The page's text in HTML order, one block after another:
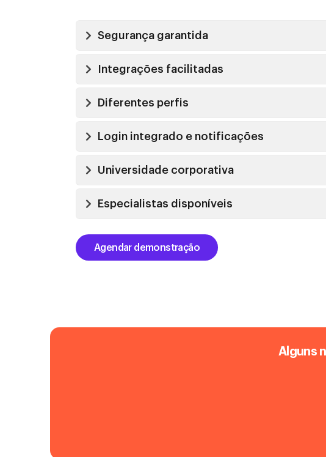
Segurança garantida
Integrações facilitadas
Diferentes perfis
Login integrado e notificações
Universidade corporativa
Especialistas disponíveis
Agendar demonstração
Alguns